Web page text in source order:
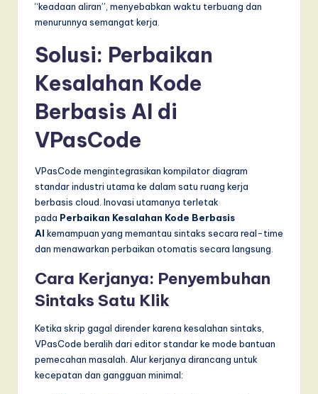
“keadaan aliran”, menyebabkan waktu terbuang dan
menurunnya semangat kerja.
Solusi: Perbaikan
Kesalahan Kode
Berbasis AI di
VPasCode
VPasCode mengintegrasikan kompilator diagram
standar industri utama ke dalam satu ruang kerja
berbasis cloud. Inovasi utamanya terletak
pada Perbaikan Kesalahan Kode Berbasis
AI kemampuan yang memantau sintaks secara real-time
dan menawarkan perbaikan otomatis secara langsung.
Cara Kerjanya: Penyembuhan
Sintaks Satu Klik
Ketika skrip gagal dirender karena kesalahan sintaks,
VPasCode beralih dari editor standar ke mode bantuan
pemecahan masalah. Alur kerjanya dirancang untuk
kecepatan dan gangguan minimal: